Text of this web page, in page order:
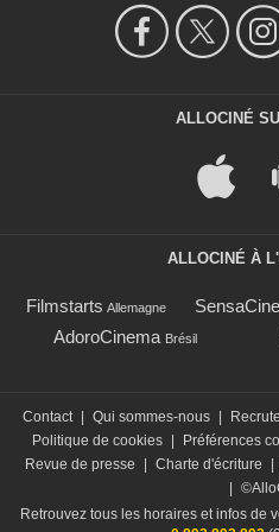
ALLOCINÉ
ALLOCINÉ À
Filmstarts Allemagne SensaCine
AdoroCinema Brésil
Contact Qui sommes-nous
Politique de cookies
Préférences
Revue de presse
Charte d'écriture
Retrouvez tous les horaires et infos de